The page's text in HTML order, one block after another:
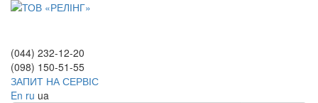
(044) 232-12-20
(098) 150-51-55
ЗАПИТ НА СЕРВІС
En ru ua